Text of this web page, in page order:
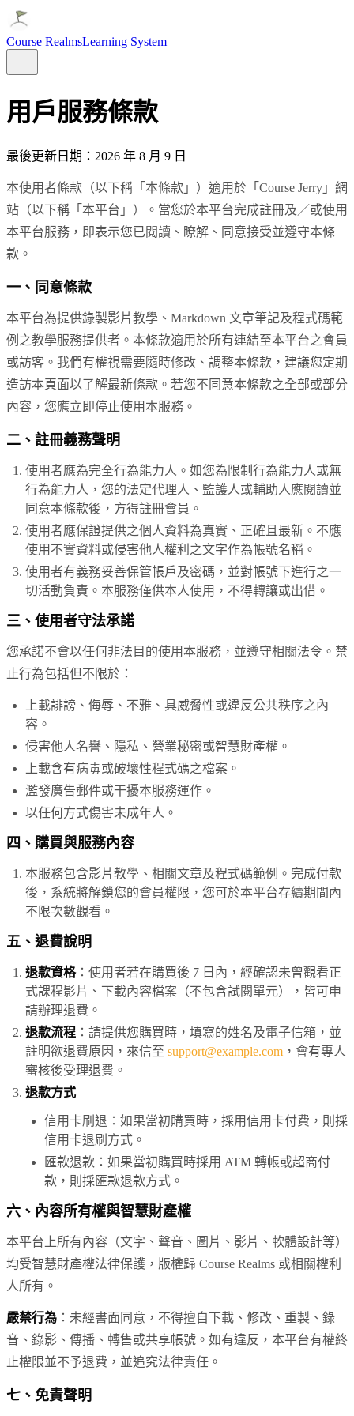
Course RealmsLearning System
用戶服務條款
最後更新日期： 2026 年 8 月 9 日
本使用者條款（以下稱「本條款」）適用於「 Course Jerry 」網
站（以下稱「本平台」）。當您於本平台完成註冊及／或使用
本平台服務，即表示您已閱讀、瞭解、同意接受並遵守本條
款。
一、同意條款
本平台為提供錄製影片教學、Markdown 文章筆記及程式碼範
例之教學服務提供者。本條款適用於所有連結至本平台之會員
或訪客。我們有權視需要隨時修改、調整本條款，建議您定期
造訪本頁面以了解最新條款。若您不同意本條款之全部或部分
內容，您應立即停止使用本服務。
二、註冊義務聲明
使用者應為完全行為能力人。如您為限制行為能力人或無
行為能力人，您的法定代理人、監護人或輔助人應閱讀並
同意本條款後，方得註冊會員。
使用者應保證提供之個人資料為真實、正確且最新。不應
使用不實資料或侵害他人權利之文字作為帳號名稱。
使用者有義務妥善保管帳戶及密碼，並對帳號下進行之一
切活動負責。本服務僅供本人使用，不得轉讓或出借。
三、使用者守法承諾
您承諾不會以任何非法目的使用本服務，並遵守相關法令。禁
止行為包括但不限於：
上載誹謗、侮辱、不雅、具威脅性或違反公共秩序之內
容。
侵害他人名譽、隱私、營業秘密或智慧財產權。
上載含有病毒或破壞性程式碼之檔案。
濫發廣告郵件或干擾本服務運作。
以任何方式傷害未成年人。
四、購買與服務內容
本服務包含影片教學、相關文章及程式碼範例。完成付款
後，系統將解鎖您的會員權限，您可於本平台存續期間內
不限次數觀看。
五、退費說明
退款資格：使用者若在購買後 7 日內，經確認未曾觀看正
式課程影片、下載內容檔案（不包含試閱單元），皆可申
請辦理退費。
退款流程 ：請提供您購買時，填寫的姓名及電子信箱，並
註明欲退費原因，來信至 support@example.com ，會有專人
審核後受理退費。
退款方式
信用卡刷退：如果當初購買時，採用信用卡付費，則採
信用卡退刷方式。
匯款退款：如果當初購買時採用 ATM 轉帳或超商付
款，則採匯款退款方式。
六、內容所有權與智慧財產權
本平台上所有內容（文字、聲音、圖片、影片、軟體設計等）
均受智慧財產權法律保護，版權歸 Course Realms 或相關權利
人所有。
嚴禁行為 ：未經書面同意，不得擅自下載、修改、重製、錄
音、錄影、傳播、轉售或共享帳號。如有違反，本平台有權終
止權限並不予退費，並追究法律責任。
七、免責聲明